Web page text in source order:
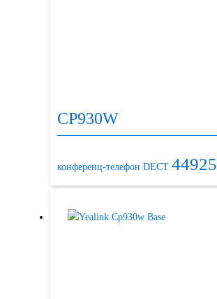
CP930W
конференц-телефон DECT 44925